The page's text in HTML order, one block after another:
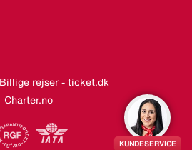
Billige rejser - ticket.dk
Charter.no
KUNDESERVICE